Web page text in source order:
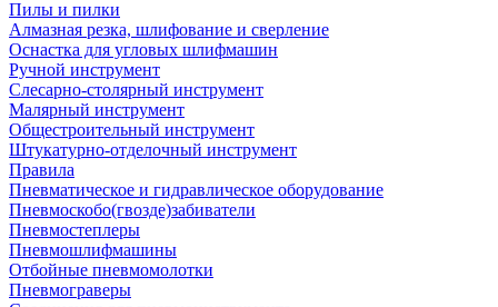
Пилы и пилки
Алмазная резка, шлифование и сверление
Оснастка для угловых шлифмашин
Ручной инструмент
Слесарно-столярный инструмент
Малярный инструмент
Общестроительный инструмент
Штукатурно-отделочный инструмент
Правила
Пневматическое и гидравлическое оборудование
Пневмоскобо(гвозде)забиватели
Пневмостеплеры
Пневмошлифмашины
Отбойные пневмомолотки
Пневмограверы